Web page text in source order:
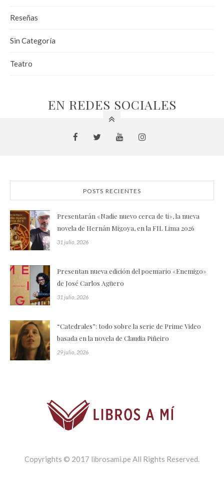
Reseñas
Sin Categoría
Teatro
EN REDES SOCIALES
POSTS RECIENTES
Presentarán «Nadie nuevo cerca de ti», la nueva
novela de Hernán Migoya, en la FIL Lima 2026
31 julio, 2026
Presentan nueva edición del poemario «Enemigo»
de José Carlos Agüero
31 julio, 2026
“Catedrales”: todo sobre la serie de Prime Video
basada en la novela de Claudia Piñeiro
29 julio, 2026
Copyrights © 2017 librosami.pe All Rights Reserved.